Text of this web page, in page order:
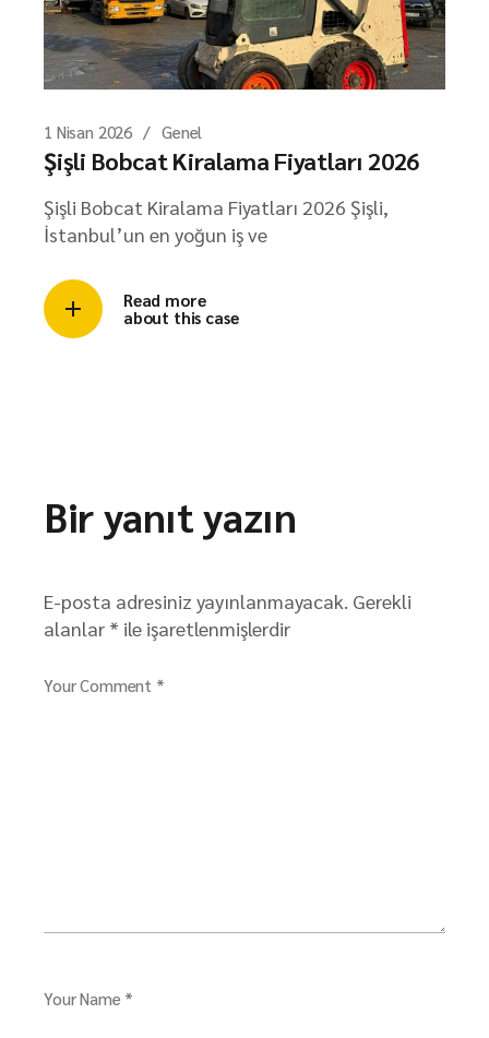
1 Nisan 2026 Genel
Şişli Bobcat Kiralama Fiyatları 2026
Şişli Bobcat Kiralama Fiyatları 2026 Şişli,
İstanbul’un en yoğun iş ve
Read more
about this case
Bir yanıt yazın
E-posta adresiniz yayınlanmayacak. Gerekli
alanlar * ile işaretlenmişlerdir
Your Comment *
Your Name *